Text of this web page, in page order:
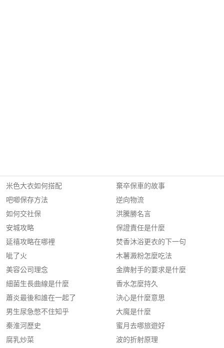
米色大衣如何搭配
吧唧保存方法
如何交社保
安城攻略
延禧攻略在哪裡
呲了火
美容公司理念
細菌生長曲線是什麼
蕭炎最後和誰在一起了
男生尿急憋不住知乎
秦淮河歷史
腐乳炒菜
棄卒保車的故事
逆向物流
洪騰勝名言
保證責任是什麼
焚香沐浴更衣的下一句
木薯澱粉怎麼吃法
金牌射手的要求是什麼
香水怎麼持久
決心是什麼意思
大魔是什麼
蜜月去哪旅遊好
波的折射原理